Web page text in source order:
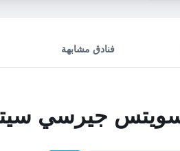
فنادق مشابهة
جيرسي